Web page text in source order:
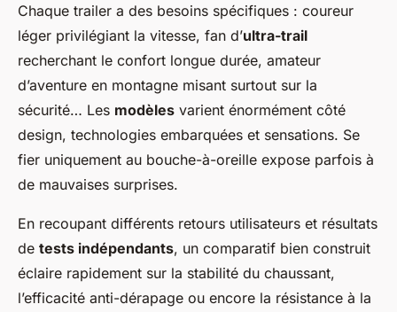
Chaque trailer a des besoins spécifiques : coureur
léger privilégiant la vitesse, fan d’ultra-trail
recherchant le confort longue durée, amateur
d’aventure en montagne misant surtout sur la
sécurité… Les modèles varient énormément côté
design, technologies embarquées et sensations. Se
fier uniquement au bouche-à-oreille expose parfois à
de mauvaises surprises.
En recoupant différents retours utilisateurs et résultats
de tests indépendants, un comparatif bien construit
éclaire rapidement sur la stabilité du chaussant,
l’efficacité anti-dérapage ou encore la résistance à la